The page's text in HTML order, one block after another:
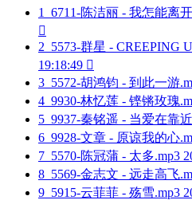
1 6711-陈洁丽 - 我怎能离

2 5573-群星 - CREEPING
19:18:49 
3 5572-胡鸿钧 - 到此一游
4 9930-林忆莲 - 铿锵玫瑰
5 9937-秦铭遥 - 当爱在靠
6 9928-文章 - 原谅我的心
7 5570-陈冠蒲 - 太多.mp3
8 5569-金志文 - 远走高飞
9 5915-云菲菲 - 殇雪.mp3